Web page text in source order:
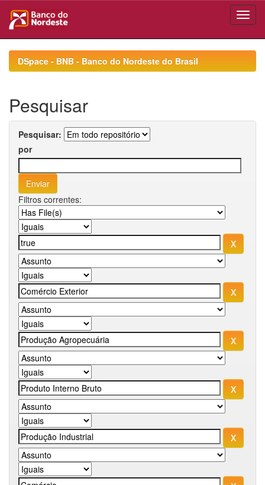
navigationDSpace - BNB - Banco do Nordeste do Brasil
Pesquisar
Pesquisar:
por
Filtros correntes: